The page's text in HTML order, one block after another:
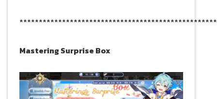
Mastering Surprise Box